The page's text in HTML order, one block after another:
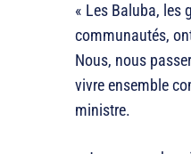
« Les Baluba, les
communautés,
Nous, nous
vivre ensemble
ministre.